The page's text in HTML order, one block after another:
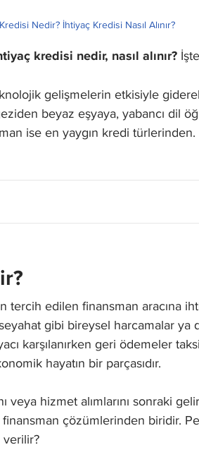
Nedir? İhtiyaç Kredisi Nasıl Alınır?
kredisi nedir, nasıl alınır?
gelişmelerin etkisiyle
beyaz eşyaya, yabancı dil
ise en yaygın kredi
tercih edilen finansman aracına
gibi bireysel harcamalar ya
karşılanırken geri ödemeler
hayatın bir parçasıdır.
veya hizmet alımlarını sonraki
finansman çözümlerinden biridir.